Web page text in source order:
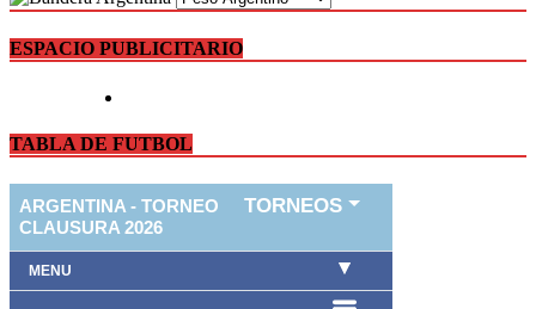
ESPACIO PUBLICITARIO
TABLA DE FUTBOL